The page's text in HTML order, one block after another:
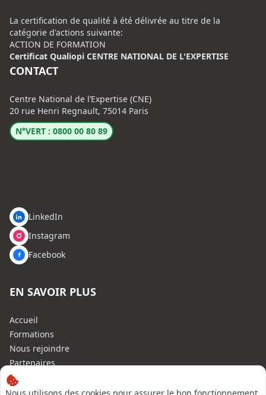
La certification de qualité à été délivrée au titre de la
catégorie d'actions suivante:
ACTION DE FORMATION
Certificat Qualiopi CENTRE NATIONAL DE L'EXPERTISE
CONTACT
Centre National de l’Expertise (CNE)
20 rue Henri Regnault, 75014 Paris
N°VERT : 0800 00 80 89
LinkedIn
Instagram
Facebook
EN SAVOIR PLUS
Accueil
Formations
Nous rejoindre
Partenaires
Autres missions
Le C.N.E.